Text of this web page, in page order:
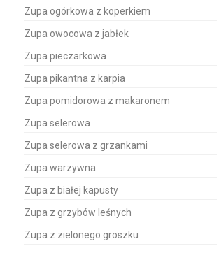
Zupa ogórkowa z koperkiem
Zupa owocowa z jabłek
Zupa pieczarkowa
Zupa pikantna z karpia
Zupa pomidorowa z makaronem
Zupa selerowa
Zupa selerowa z grzankami
Zupa warzywna
Zupa z białej kapusty
Zupa z grzybów leśnych
Zupa z zielonego groszku